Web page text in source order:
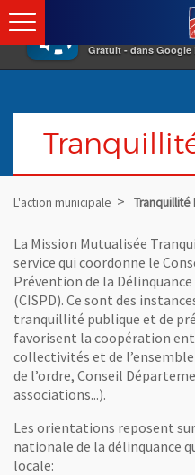
×
Gratuit - dans Google
L'action municipale Tranquillité
La Mission Mutualisée
service qui coordonne le
Prévention de la
(CISPD). Ce sont des
tranquillité publique et de
favorisent la coopération
collectivités et de
de l’ordre, Conseil
associations...).
Les orientations reposent
nationale de la délinquance
locale: